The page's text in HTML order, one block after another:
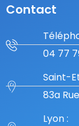
Contact
04 77
Saint-
83a
Lyon :